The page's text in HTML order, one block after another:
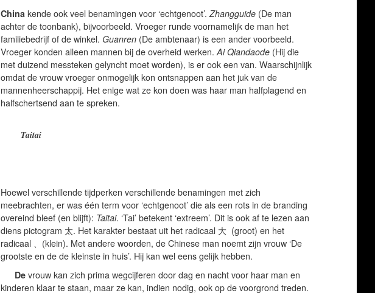
Chinakende ook veel benamingen voor ‘echtgenoot’.Zhangguide(De man
achter de toonbank), bijvoorbeeld. Vroeger runde voornamelijk de man het
familiebedrijf of de winkel. Guanren(De ambtenaar) is een ander voorbeeld.
Vroeger konden alleen mannen bij de overheid werken.Ai Qiandaode(Hij die
met duizend messteken gelyncht moet worden), is er ook een van. Waarschijnlijk
omdat de vrouw vroeger onmogelijk kon ontsnappen aan het juk van de
mannenheerschappij. Het enige wat ze kon doen was haar man halfplagend en
halfschertsend aan te spreken.
Taitai
Hoewel verschillende tijdperken verschillende benamingen met zich
meebrachten, er was één term voor ‘echtgenoot’ die als een rots in de branding
overeind bleef (en blijft): Taitai. ‘Tai’ betekent ‘extreem’. Dit is ook af te lezen aan
diens pictogram 太. Het karakter bestaat uit het radicaal 大 (groot) en het
radicaal 、(klein). Met andere woorden, de Chinese man noemt zijn vrouw ‘De
grootste en de de kleinste in huis’. Hij kan wel eens gelijk hebben.
De vrouw kan zich prima wegcijferen door dag en nacht voor haar man en
kinderen klaar te staan, maar ze kan, indien nodig, ook op de voorgrond treden.